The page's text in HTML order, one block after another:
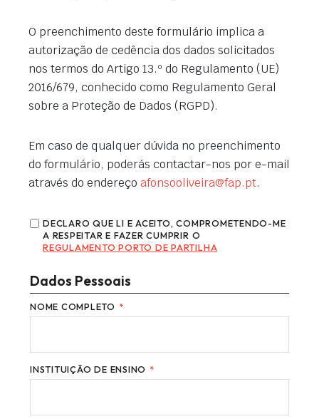
O preenchimento deste formulário implica a
autorização de cedência dos dados solicitados
nos termos do Artigo 13.º do Regulamento (UE)
2016/679, conhecido como Regulamento Geral
sobre a Proteção de Dados (RGPD).
Em caso de qualquer dúvida no preenchimento
do formulário, poderás contactar-nos por e-mail
através do endereço afonsooliveira@fap.pt.
DECLARO QUE LI E ACEITO, COMPROMETENDO-ME
A RESPEITAR E FAZER CUMPRIR O
REGULAMENTO PORTO DE PARTILHA
Dados Pessoais
NOME COMPLETO *
INSTITUIÇÃO DE ENSINO *